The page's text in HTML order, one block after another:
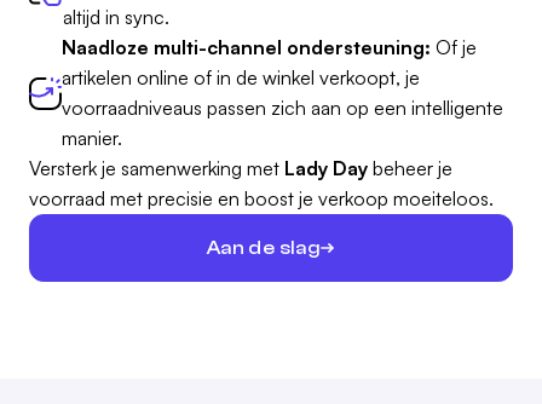
altijd in sync.
Naadloze multi-channel ondersteuning: Of je
artikelen online of in de winkel verkoopt, je
voorraadniveaus passen zich aan op een intelligente
manier.
Versterk je samenwerking met Lady Day beheer je
voorraad met precisie en boost je verkoop moeiteloos.
Aan de slag